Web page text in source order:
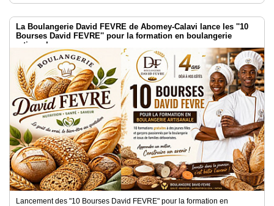
La Boulangerie David FEVRE de Abomey-Calavi lance les ''10
Bourses David FEVRE'' pour la formation en boulangerie
artisanale
Lancement des "10 Bourses David FEVRE" pour la formation en